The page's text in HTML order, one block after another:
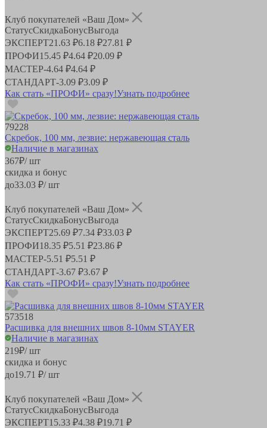
Клуб покупателей «Ваш Дом»
СтатусСкидкаБонусВыгода
ЭКСПЕРТ21.63 ₽6.18 ₽27.81 ₽
ПРОФИ15.45 ₽4.64 ₽20.09 ₽
МАСТЕР-4.64 ₽4.64 ₽
СТАНДАРТ-3.09 ₽3.09 ₽
Как стать «ПРОФИ» сразу!Узнать подробнее
79228
Скребок, 100 мм, лезвие: нержавеющая сталь
Наличие в магазинах
367₽/ шт
скидка и бонус
до33.03 ₽/ шт
Клуб покупателей «Ваш Дом»
СтатусСкидкаБонусВыгода
ЭКСПЕРТ25.69 ₽7.34 ₽33.03 ₽
ПРОФИ18.35 ₽5.51 ₽23.86 ₽
МАСТЕР-5.51 ₽5.51 ₽
СТАНДАРТ-3.67 ₽3.67 ₽
Как стать «ПРОФИ» сразу!Узнать подробнее
573518
Расшивка для внешних швов 8-10мм STAYER
Наличие в магазинах
219₽/ шт
скидка и бонус
до19.71 ₽/ шт
Клуб покупателей «Ваш Дом»
СтатусСкидкаБонусВыгода
ЭКСПЕРТ15.33 ₽4.38 ₽19.71 ₽